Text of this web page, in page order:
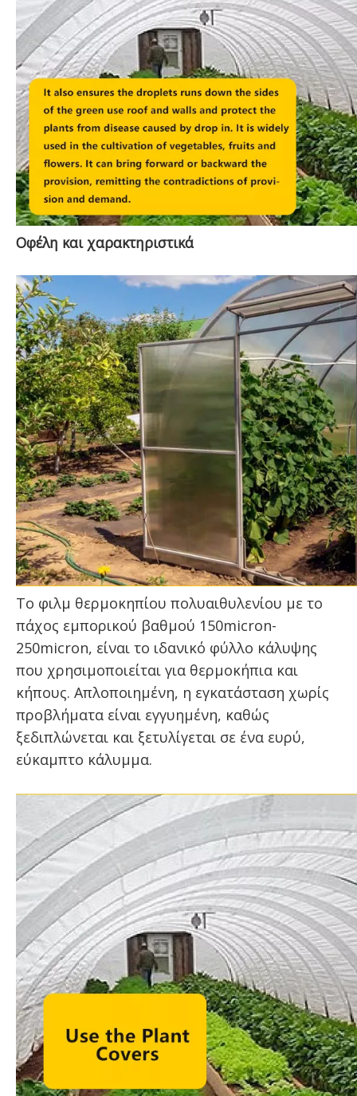
Οφέλη και χαρακτηριστικά
Το φιλμ θερμοκηπίου πολυαιθυλενίου με το
πάχος εμπορικού βαθμού 150micron-
250micron, είναι το ιδανικό φύλλο κάλυψης
που χρησιμοποιείται για θερμοκήπια και
κήπους. Απλοποιημένη, η εγκατάσταση χωρίς
προβλήματα είναι εγγυημένη, καθώς
ξεδιπλώνεται και ξετυλίγεται σε ένα ευρύ,
εύκαμπτο κάλυμμα.